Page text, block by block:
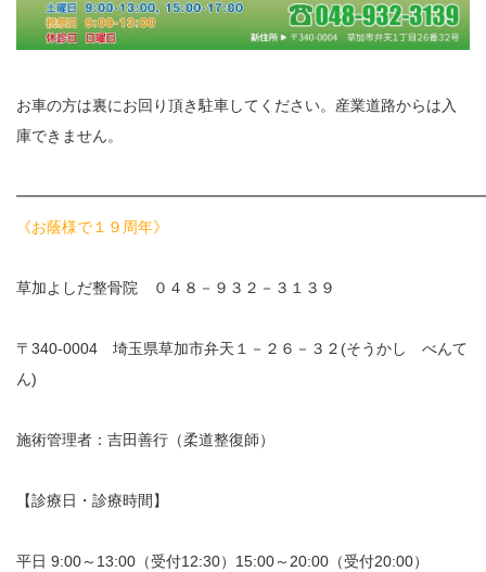
お車の方は裏にお回り頂き駐車してください。産業道路からは入
庫できません。
━━━━━━━━━━━━━━━━━━━━━━━━━━━━━━━
《お蔭様で１９周年》
草加よしだ整骨院 ０４８－９３２－３１３９
〒340-0004 埼玉県草加市弁天１－２６－３２(そうかし べんて
ん)
施術管理者：吉田善行（柔道整復師）
【診療日・診療時間】
平日 9:00～13:00（受付12:30）15:00～20:00（受付20:00）